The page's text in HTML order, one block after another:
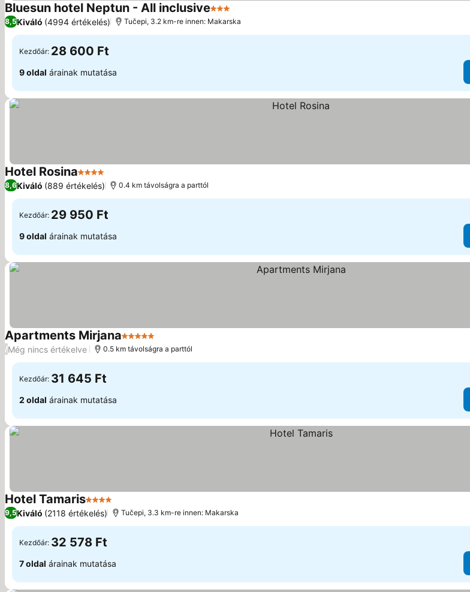
Bluesun hotel Neptun - All inclusive3 Kategória
8,5Kiváló (4994 értékelés) Tučepi, 3.2 km-re innen: Makarska
Kezdőár: 28 600 Ft
9 oldal árainak mutatása
Hotel Rosina4 Kategória
8,6Kiváló (889 értékelés) 0.4 km távolságra a parttól
Kezdőár: 29 950 Ft
9 oldal árainak mutatása
Apartments Mirjana5 Kategória
/Még nincs értékelve 0.5 km távolságra a parttól
Kezdőár: 31 645 Ft
2 oldal árainak mutatása
Hotel Tamaris4 Kategória
9,5Kiváló (2118 értékelés) Tučepi, 3.3 km-re innen: Makarska
Kezdőár: 32 578 Ft
7 oldal árainak mutatása